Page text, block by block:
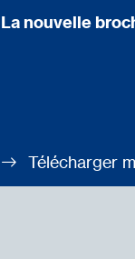
La nouvelle
Télécharger